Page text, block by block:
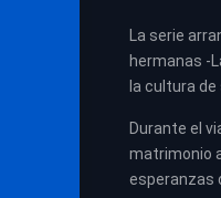
La serie
hermanas -
la cultura de
Durante el
matrimonio
esperanzas